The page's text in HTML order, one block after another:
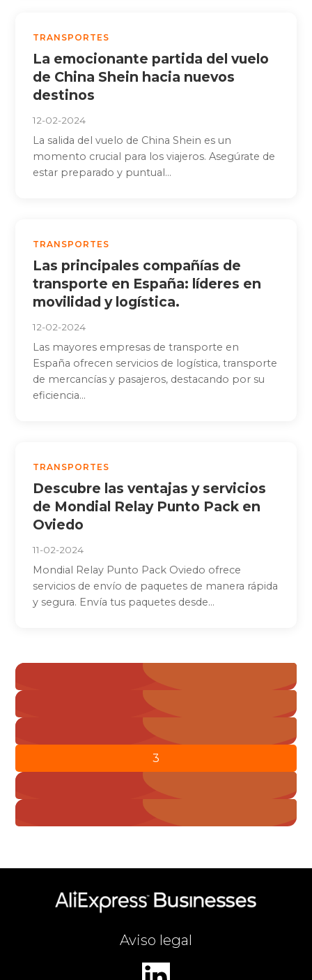
TRANSPORTES
La emocionante partida del vuelo
de China Shein hacia nuevos
destinos
12-02-2024
La salida del vuelo de China Shein es un
momento crucial para los viajeros. Asegúrate de
estar preparado y puntual...
TRANSPORTES
Las principales compañías de
transporte en España: líderes en
movilidad y logística.
12-02-2024
Las mayores empresas de transporte en
España ofrecen servicios de logística, transporte
de mercancías y pasajeros, destacando por su
eficiencia...
TRANSPORTES
Descubre las ventajas y servicios
de Mondial Relay Punto Pack en
Oviedo
11-02-2024
Mondial Relay Punto Pack Oviedo ofrece
servicios de envío de paquetes de manera rápida
y segura. Envía tus paquetes desde...
Paginación
de
entradas
« Anterior
2
3
4
Siguiente »
Aviso legal